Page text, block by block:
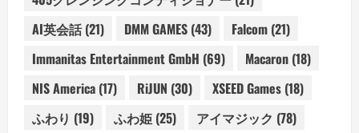
AI英会話(21) DMM GAMES (43) Falcom (21)
Immanitas Entertainment GmbH (69) Macaron (18)
NIS America (17) RiJUN (30) XSEED Games (18)
ふわり (19) ふわ姫 (25) アイマジック (78)